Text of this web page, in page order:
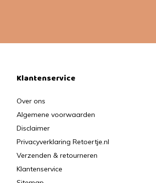
Klantenservice
Over ons
Algemene voorwaarden
Disclaimer
Privacyverklaring Retoertje.nl
Verzenden & retourneren
Klantenservice